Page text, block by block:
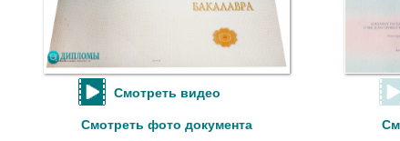
Смотреть видео
Смотреть фото документа